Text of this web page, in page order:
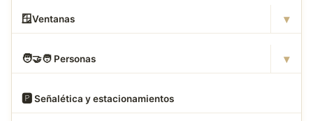
🪟Ventanas ▾
🧑‍🤝‍🧑 Personas ▾
🅿️ Señalética y estacionamientos